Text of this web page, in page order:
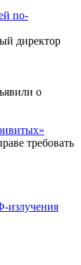
по-
директор
о
требовать
излучения